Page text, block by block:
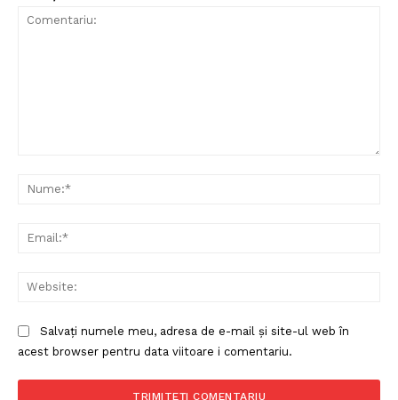
Salvați numele meu, adresa de e-mail și site-ul web în
acest browser pentru data viitoare i comentariu.